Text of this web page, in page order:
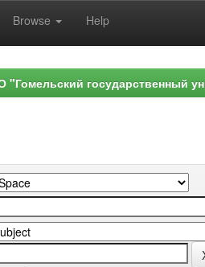
Browse Help
"Гомельский государственный